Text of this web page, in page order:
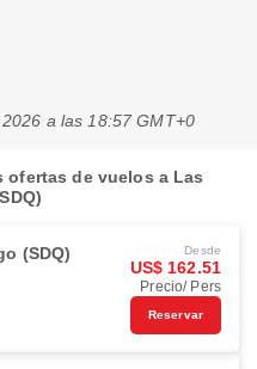
a las 18:57 GMT+0
ofertas de vuelos a Las
(SDQ) Desde
US$ 162.51
Precio/ Pers
Reservar